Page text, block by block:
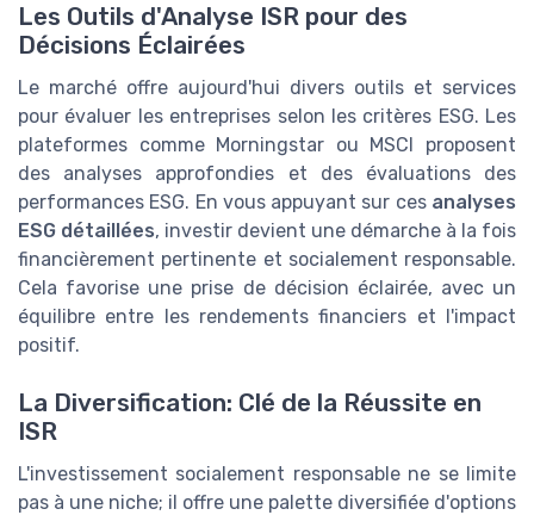
Les Outils d'Analyse ISR pour des
Décisions Éclairées
Le marché offre aujourd'hui divers outils et services
pour évaluer les entreprises selon les critères ESG. Les
plateformes comme Morningstar ou MSCI proposent
des analyses approfondies et des évaluations des
performances ESG. En vous appuyant sur ces analyses
ESG détaillées, investir devient une démarche à la fois
financièrement pertinente et socialement responsable.
Cela favorise une prise de décision éclairée, avec un
équilibre entre les rendements financiers et l'impact
positif.
La Diversification: Clé de la Réussite en
ISR
L'investissement socialement responsable ne se limite
pas à une niche; il offre une palette diversifiée d'options